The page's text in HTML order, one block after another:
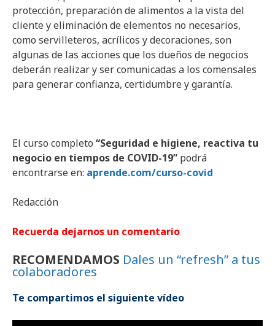
protección, preparación de alimentos a la vista del
cliente y eliminación de elementos no necesarios,
como servilleteros, acrílicos y decoraciones, son
algunas de las acciones que los dueños de negocios
deberán realizar y ser comunicadas a los comensales
para generar confianza, certidumbre y garantía.
El curso completo “Seguridad e higiene, reactiva tu
negocio en tiempos de COVID-19” podrá
encontrarse en: aprende.com/curso-covid
Redacción
Recuerda dejarnos un comentario
RECOMENDAMOS Dales un “refresh” a tus
colaboradores
Te compartimos el siguiente vídeo